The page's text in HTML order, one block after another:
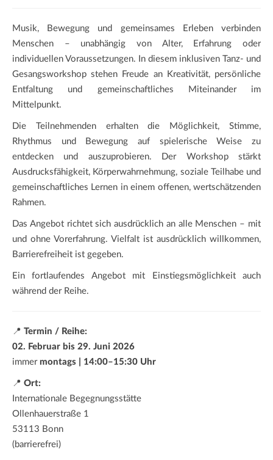
Musik, Bewegung und gemeinsames Erleben verbinden
Menschen – unabhängig von Alter, Erfahrung oder
individuellen Voraussetzungen. In diesem inklusiven Tanz- und
Gesangsworkshop stehen Freude an Kreativität, persönliche
Entfaltung und gemeinschaftliches Miteinander im
Mittelpunkt.
Die Teilnehmenden erhalten die Möglichkeit, Stimme,
Rhythmus und Bewegung auf spielerische Weise zu
entdecken und auszuprobieren. Der Workshop stärkt
Ausdrucksfähigkeit, Körperwahrnehmung, soziale Teilhabe und
gemeinschaftliches Lernen in einem offenen, wertschätzenden
Rahmen.
Das Angebot richtet sich ausdrücklich an alle Menschen – mit
und ohne Vorerfahrung. Vielfalt ist ausdrücklich willkommen,
Barrierefreiheit ist gegeben.
Ein fortlaufendes Angebot mit Einstiegsmöglichkeit auch
während der Reihe.
📍 Termin / Reihe:
02. Februar bis 29. Juni 2026
immer montags | 14:00–15:30 Uhr
📍 Ort:
Internationale Begegnungsstätte
Ollenhauerstraße 1
53113 Bonn
(barrierefrei)